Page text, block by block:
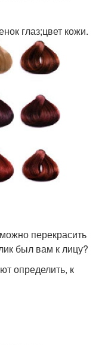
глаз;цвет кожи.
перекрасить
был вам к лицу?
определить, к